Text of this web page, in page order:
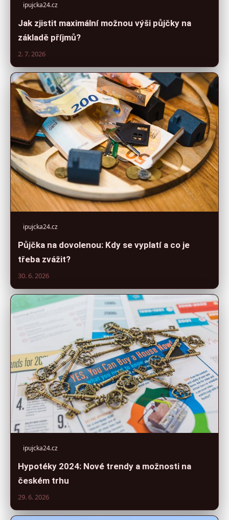
ipujcka24.cz
Jak zjistit maximální možnou výši půjčky na
základě příjmů?
2. 7. 2026
ipujcka24.cz
Půjčka na dovolenou: Kdy se vyplatí a co je
třeba zvážit?
30. 6. 2026
ipujcka24.cz
Hypotéky 2024: Nové trendy a možnosti na
českém trhu
29. 6. 2026